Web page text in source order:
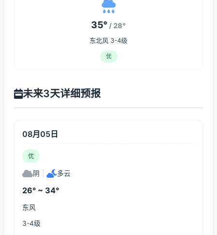
35° / 28°
东北风 3-4级
优
未来3天详细预报
08月05日
优
阴 多云
26° ~ 34°
东风
3-4级